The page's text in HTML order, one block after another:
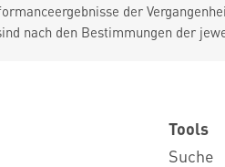
der
nach den Bestimmungen der
Tools
Suche